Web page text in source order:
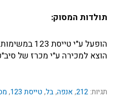
תולדות המסוק:
הוצא למכירה ע"י מכרז של
תגיות: 212
, אנפה,בל, טייסת 123 ,